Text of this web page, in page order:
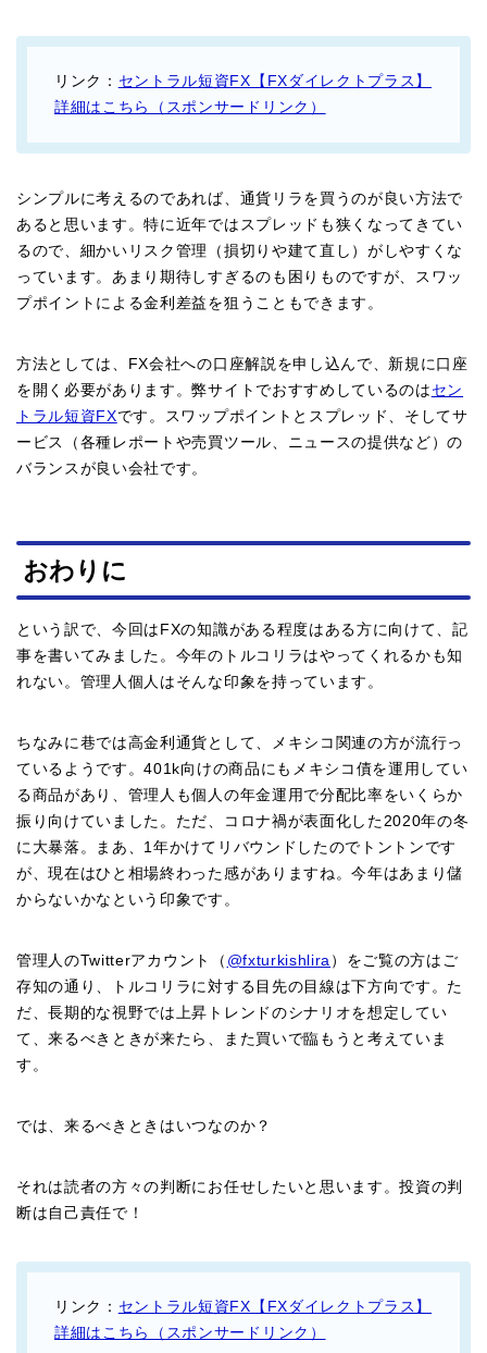
リンク： セントラル短資FX【FXダイレクトプラス】
詳細はこちら（スポンサードリンク）
シンプルに考えるのであれば、通貨リラを買うのが良い方法で
あると思います。特に近年ではスプレッドも狭くなってきてい
るので、細かいリスク管理（損切りや建て直し）がしやすくな
っています。あまり期待しすぎるのも困りものですが、スワッ
プポイントによる金利差益を狙うこともできます。
方法としては、FX会社への口座解説を申し込んで、新規に口座
を開く必要があります。弊サイトでおすすめしているのは セン
トラル短資FXです。スワップポイントとスプレッド、そしてサ
ービス（各種レポートや売買ツール、ニュースの提供など）の
バランスが良い会社です。
おわりに
という訳で、今回はFXの知識がある程度はある方に向けて、記
事を書いてみました。今年のトルコリラはやってくれるかも知
れない。管理人個人はそんな印象を持っています。
ちなみに巷では高金利通貨として、メキシコ関連の方が流行っ
ているようです。401k向けの商品にもメキシコ債を運用してい
る商品があり、管理人も個人の年金運用で分配比率をいくらか
振り向けていました。ただ、コロナ禍が表面化した2020年の冬
に大暴落。まあ、1年かけてリバウンドしたのでトントンです
が、現在はひと相場終わった感がありますね。今年はあまり儲
からないかなという印象です。
管理人のTwitterアカウント（ @fxturkishlira ）をご覧の方はご
存知の通り、トルコリラに対する目先の目線は下方向です。た
だ、長期的な視野では上昇トレンドのシナリオを想定してい
て、来るべきときが来たら、また買いで臨もうと考えていま
す。
では、来るべきときはいつなのか？
それは読者の方々の判断にお任せしたいと思います。投資の判
断は自己責任で！
リンク： セントラル短資FX【FXダイレクトプラス】
詳細はこちら（スポンサードリンク）